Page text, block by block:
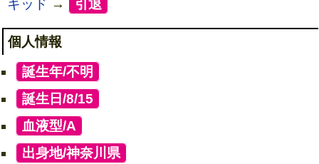
キッド → 引退
個人情報
誕生年/不明
誕生日/8/15
血液型/A
出身地/神奈川県]